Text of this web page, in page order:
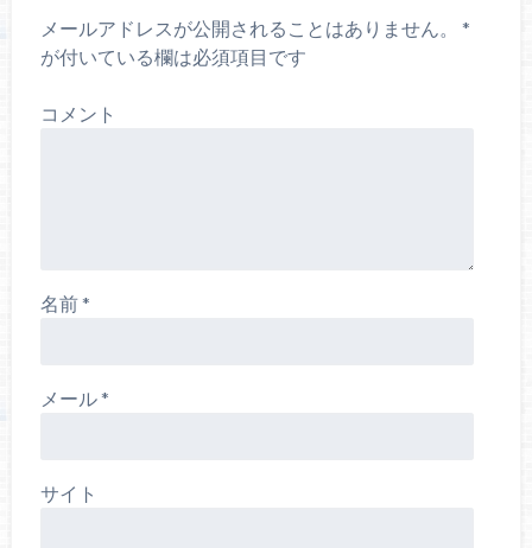
メールアドレスが公開されることはありません。
*
が付いている欄は必須項目です
コメント
名前*
メール*
サイト